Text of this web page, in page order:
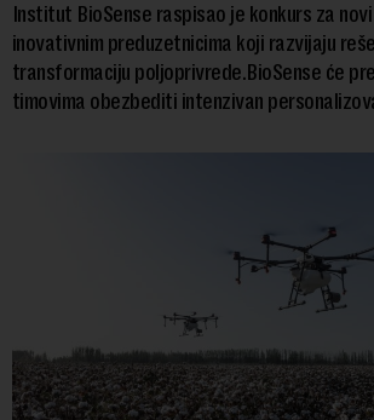
Institut BioSense raspisao je konkurs za
inovativnim preduzetnicima koji razvijaju
transformaciju poljoprivrede.BioSense će
timovima obezbediti intenzivan